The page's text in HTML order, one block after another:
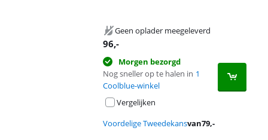
Geen oplader meegeleverd
96,-
Morgen bezorgd
Nog sneller op te halen in 1
Coolblue-winkel
Vergelijken
Voordelige Tweedekansvan79,-